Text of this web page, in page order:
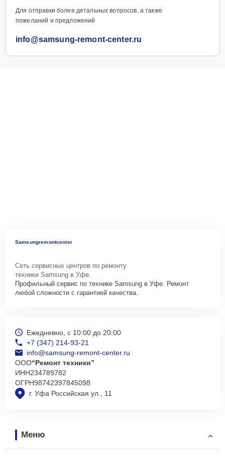
Для отправки более детальных вопросов, а также
пожеланий и предложений
info@samsung-remont-center.ru
Samsungremontcenter
Сеть сервисных центров по ремонту
техники Samsung в Уфе.
Профильный сервис по технике Samsung в Уфе. Ремонт
любой сложности с гарантией качества.
г. Уфа Российская ул., 11
Ежедневно, с 10:00 до 20:00
+7 (347) 214-93-21
info@samsung-remont-center.ru
ООО“Ремонт техники”
ИНН234789782
ОГРН98742397845098
Меню